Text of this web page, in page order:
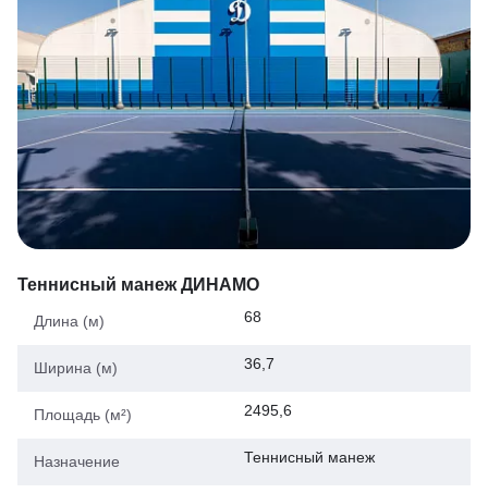
Теннисный манеж ДИНАМО
Длина (м) 68
Ширина (м) 36,7
Площадь (м²) 2495,6
Назначение Теннисный манеж